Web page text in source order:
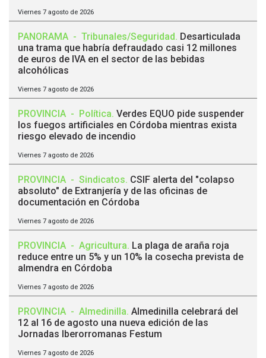
Viernes 7 agosto de 2026
PANORAMA - Tribunales/Seguridad. Desarticulada
una trama que habría defraudado casi 12 millones
de euros de IVA en el sector de las bebidas
alcohólicas
Viernes 7 agosto de 2026
PROVINCIA - Política. Verdes EQUO pide suspender
los fuegos artificiales en Córdoba mientras exista
riesgo elevado de incendio
Viernes 7 agosto de 2026
PROVINCIA - Sindicatos. CSIF alerta del "colapso
absoluto" de Extranjería y de las oficinas de
documentación en Córdoba
Viernes 7 agosto de 2026
PROVINCIA - Agricultura. La plaga de araña roja
reduce entre un 5% y un 10% la cosecha prevista de
almendra en Córdoba
Viernes 7 agosto de 2026
PROVINCIA - Almedinilla. Almedinilla celebrará del
12 al 16 de agosto una nueva edición de las
Jornadas Iberorromanas Festum
Viernes 7 agosto de 2026